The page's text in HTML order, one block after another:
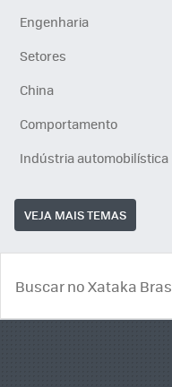
Engenharia
Setores
China
Comportamento
Indústria automobilística
VEJA MAIS TEMAS